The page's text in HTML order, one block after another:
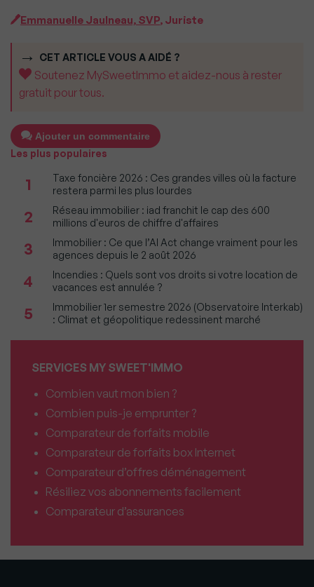
Emmanuelle Jaulneau, SVP, Juriste
CET ARTICLE VOUS A AIDÉ ?
Soutenez MySweetImmo et aidez-nous à rester
gratuit pour tous.
Ajouter un commentaire
Les plus populaires
1
Taxe foncière 2026 : Ces grandes villes où la facture
restera parmi les plus lourdes
2
Réseau immobilier : iad franchit le cap des 600
millions d'euros de chiffre d'affaires
3
Immobilier : Ce que l’AI Act change vraiment pour les
agences depuis le 2 août 2026
4
Incendies : Quels sont vos droits si votre location de
vacances est annulée ?
5
Immobilier 1er semestre 2026 (Observatoire Interkab)
: Climat et géopolitique redessinent marché
SERVICES MY SWEET'IMMO
Combien vaut mon bien ?
Combien puis-je emprunter ?
Comparateur de forfaits mobile
Comparateur de forfaits box Internet
Comparateur d’offres déménagement
Résiliez vos abonnements facilement
Comparateur d’assurances